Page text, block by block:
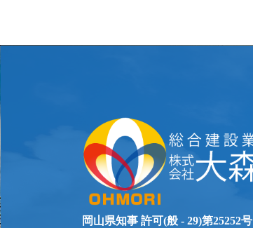
ビ
ー
シ
ョ
ン
岡山県知事 許可(般 - 29)第25252号